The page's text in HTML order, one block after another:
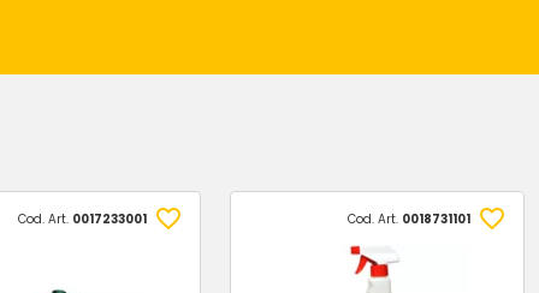
Cod. Art. 0017233001 Cod. Art. 0018731101